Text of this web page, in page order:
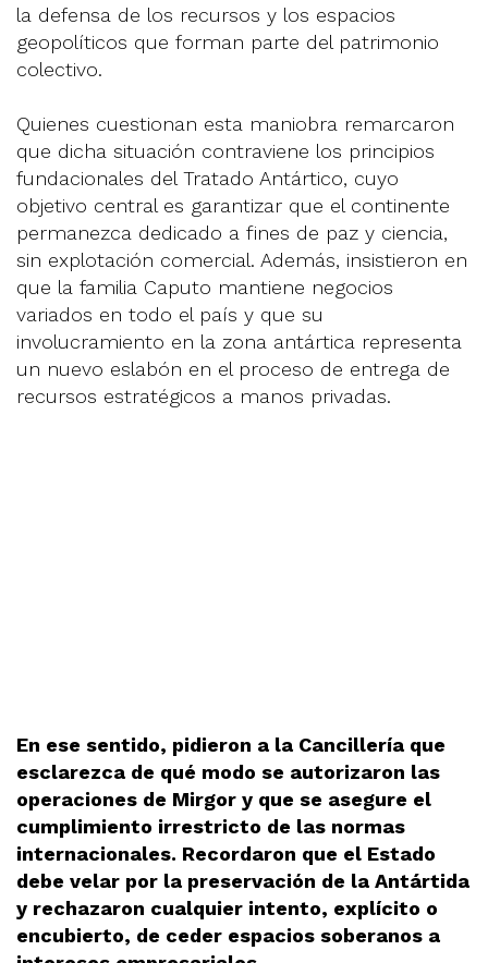
la defensa de los recursos y los espacios
geopolíticos que forman parte del patrimonio
colectivo.
Quienes cuestionan esta maniobra remarcaron
que dicha situación contraviene los principios
fundacionales del Tratado Antártico, cuyo
objetivo central es garantizar que el continente
permanezca dedicado a fines de paz y ciencia,
sin explotación comercial. Además, insistieron en
que la familia Caputo mantiene negocios
variados en todo el país y que su
involucramiento en la zona antártica representa
un nuevo eslabón en el proceso de entrega de
recursos estratégicos a manos privadas.
En ese sentido, pidieron a la Cancillería que
esclarezca de qué modo se autorizaron las
operaciones de Mirgor y que se asegure el
cumplimiento irrestricto de las normas
internacionales. Recordaron que el Estado
debe velar por la preservación de la Antártida
y rechazaron cualquier intento, explícito o
encubierto, de ceder espacios soberanos a